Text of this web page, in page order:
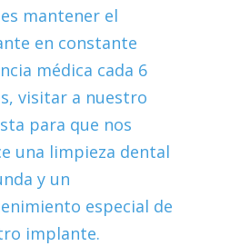
mantener el
en constante
médica cada 6
visitar a nuestro
para que nos
una limpieza dental
y un
especial de
implante.